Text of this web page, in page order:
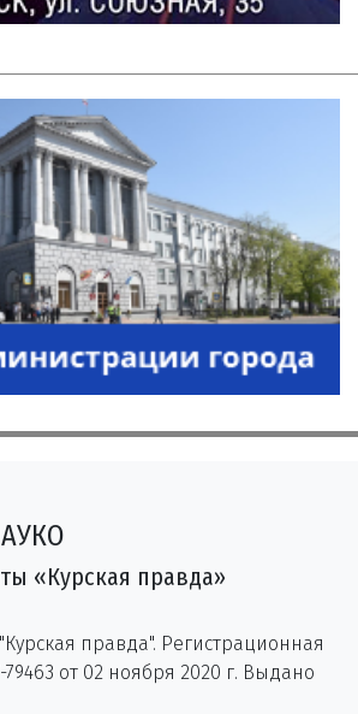
«Курская правда»
правда". Регистрационная
от 02 ноября 2020 г. Выдано